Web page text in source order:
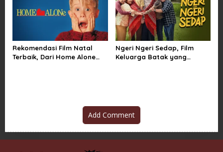
Rekomendasi Film Natal
Terbaik, Dari Home Alone
Ngeri Ngeri Sedap, Film
Keluarga Batak yang
Add Comment